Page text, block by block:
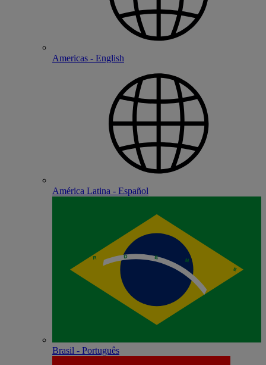
Americas - English
América Latina - Español
Brasil - Português